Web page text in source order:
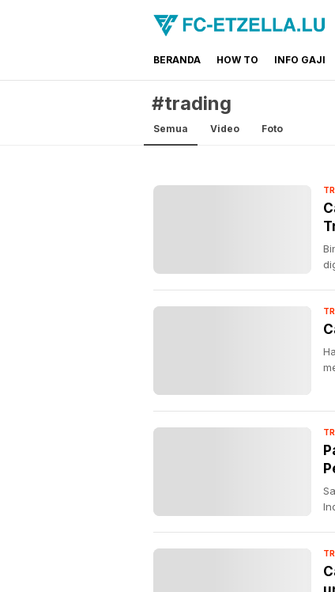
FC-ETZELLA.LU
Share & Learn The World
BERANDA HOW TO INFO GAJI
#trading
Semua Video Foto